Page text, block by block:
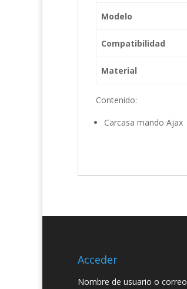
Modelo
Compatibilidad
Material
Contenido:
Carcasa mando Ajax
Acceder
Nombre de usuario o correo